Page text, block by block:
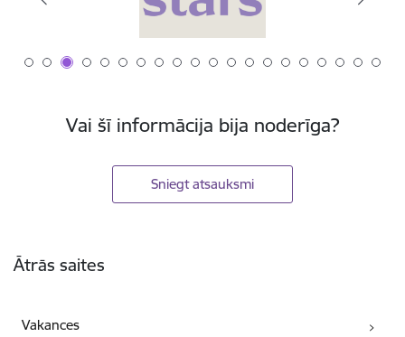
Vai šī informācija bija noderīga?
Sniegt atsauksmi
Ātrās saites
Vakances